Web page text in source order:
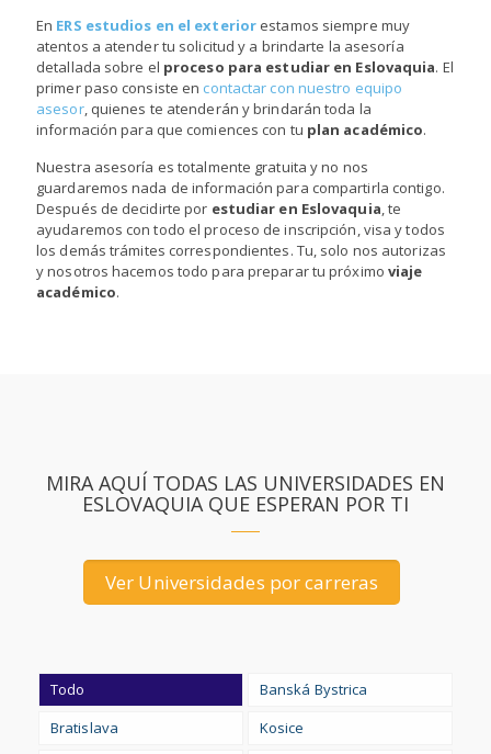
En ERS estudios en el exterior estamos siempre muy
atentos a atender tu solicitud y a brindarte la asesoría
detallada sobre el proceso para estudiar en Eslovaquia. El
primer paso consiste en contactar con nuestro equipo
asesor, quienes te atenderán y brindarán toda la
información para que comiences con tu plan académico.
Nuestra asesoría es totalmente gratuita y no nos
guardaremos nada de información para compartirla contigo.
Después de decidirte por estudiar en Eslovaquia, te
ayudaremos con todo el proceso de inscripción, visa y todos
los demás trámites correspondientes. Tu, solo nos autorizas
y nosotros hacemos todo para preparar tu próximo viaje
académico.
MIRA AQUÍ TODAS LAS UNIVERSIDADES EN
ESLOVAQUIA QUE ESPERAN POR TI
Ver Universidades por carreras
Todo
Banská Bystrica
Bratislava
Kosice